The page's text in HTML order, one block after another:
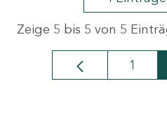
Zeige 5 bis 5 von 5
Seite
1